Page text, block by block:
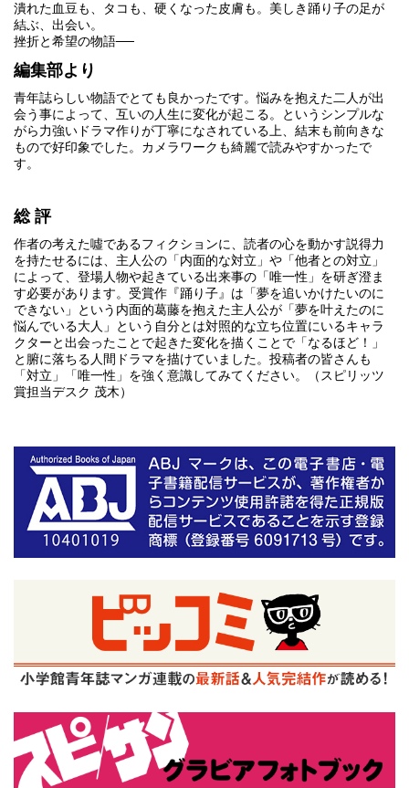
潰れた血豆も、タコも、硬くなった皮膚も。美しき踊り子の足が
結ぶ、出会い。
挫折と希望の物語──
編集部より
青年誌らしい物語でとても良かったです。悩みを抱えた二人が出
会う事によって、互いの人生に変化が起こる。というシンプルな
がら力強いドラマ作りが丁寧になされている上、結末も前向きな
もので好印象でした。カメラワークも綺麗で読みやすかったで
す。
総 評
作者の考えた噓であるフィクションに、読者の心を動かす説得力
を持たせるには、主人公の「内面的な対立」や「他者との対立」
によって、登場人物や起きている出来事の「唯一性」を研ぎ澄ま
す必要があります。受賞作『踊り子』は「夢を追いかけたいのに
できない」という内面的葛藤を抱えた主人公が「夢を叶えたのに
悩んでいる大人」という自分とは対照的な立ち位置にいるキャラ
クターと出会ったことで起きた変化を描くことで「なるほど！」
と腑に落ちる人間ドラマを描けていました。投稿者の皆さんも
「対立」「唯一性」を強く意識してみてください。（スピリッツ
賞担当デスク 茂木）